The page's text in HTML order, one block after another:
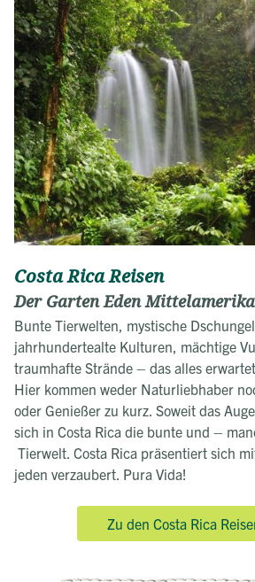
Costa Rica Reisen
Der Garten Eden
Bunte Tierwelten, mystische
jahrhundertealte Kulturen, mächtige
traumhafte Strände – das alles
Hier kommen weder Naturliebhaber
oder Genießer zu kurz. Soweit das
sich in Costa Rica die bunte und –
Tierwelt. Costa Rica präsentiert sich
jeden verzaubert. Pura Vida!
Zu den Costa Rica